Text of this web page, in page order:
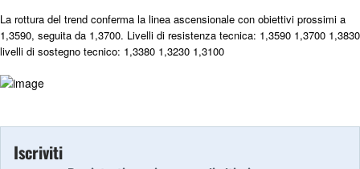
La rottura del trend conferma la linea ascensionale con obiettivi prossimi a
1,3590, seguita da 1,3700. Livelli di resistenza tecnica: 1,3590 1,3700 1,3830
livelli di sostegno tecnico: 1,3380 1,3230 1,3100
Iscriviti